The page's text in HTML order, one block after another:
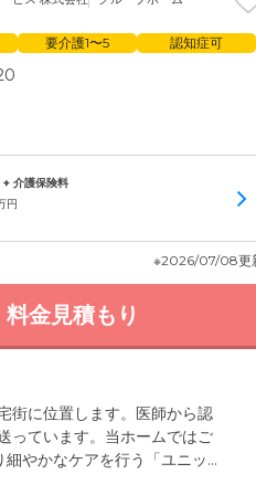
要介護1〜5 認知症可
+ 介護保険料
円
※2026/07/08更
料金見積もり
街に位置します。医師から認
っています。当ホームではご
やかなケアを行う「ユニット